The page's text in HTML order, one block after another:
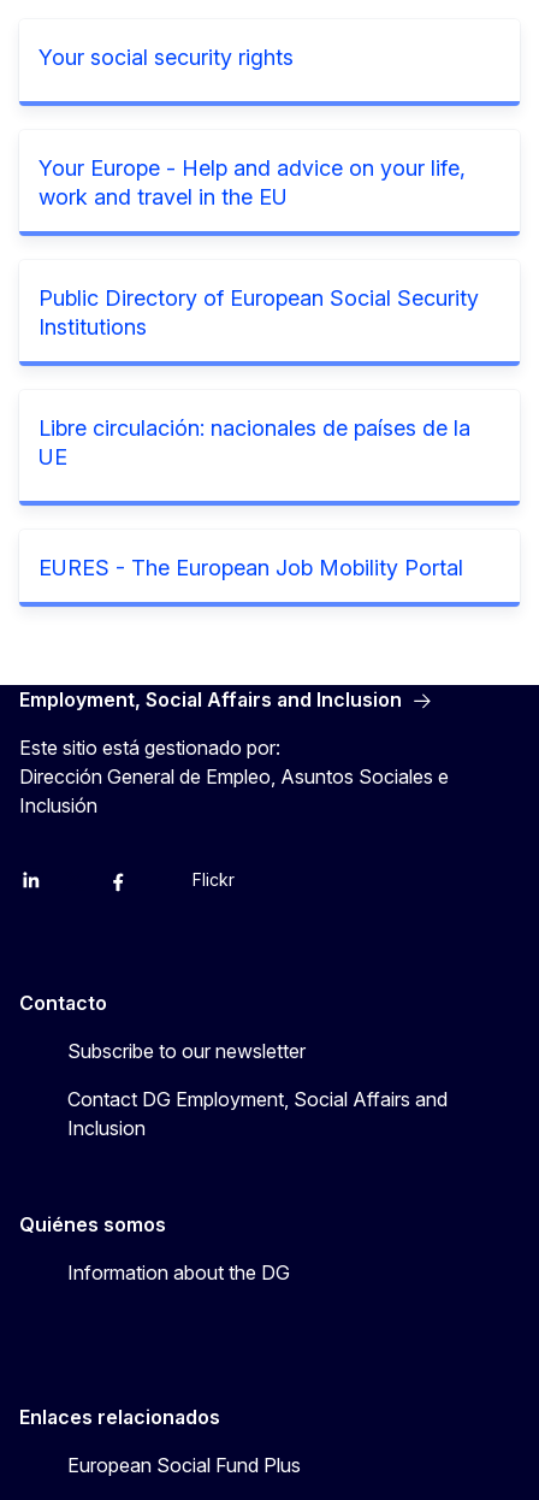
Your social security rights
Your Europe - Help and advice on your life,
work and travel in the EU
Public Directory of European Social Security
Institutions
Libre circulación: nacionales de países de la
UE
EURES - The European Job Mobility Portal
Employment, Social Affairs and Inclusion
Este sitio está gestionado por:
Dirección General de Empleo, Asuntos Sociales e
Inclusión
Linkedin FacebookYouTube
Flickr
Contacto
Subscribe to our newsletter
Contact DG Employment, Social Affairs and
Inclusion
Quiénes somos
Information about the DG
Enlaces relacionados
European Social Fund Plus